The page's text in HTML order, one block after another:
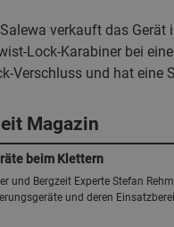
verkauft das
Lock-Karabiner bei
Verschluss und hat eine
Magazin
beim Klettern
und Bergzeit Experte Stefan
und deren